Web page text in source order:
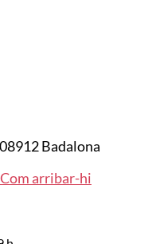
08912 Badalona
Com arribar-hi